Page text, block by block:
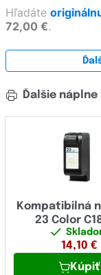
Hľadáte
72,00 €.
Ďalšie náplne
Kompatibilná
23 Color
14,10 €
Kúpiť